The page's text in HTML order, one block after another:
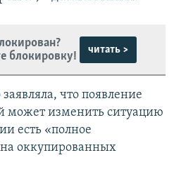
блокировку!
читать >
что появление
может изменить ситуацию
есть «полное
оккупированных